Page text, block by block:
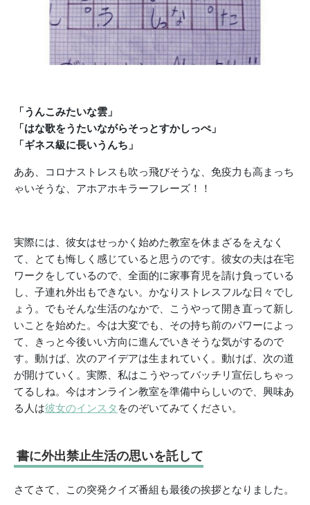
「うんこみたいな雲」
「はな歌をうたいながらそっとすかしっぺ」
「ギネス級に長いうんち」
ああ、コロナストレスも吹っ飛びそうな、免疫力も高まっち
ゃいそうな、アホアホキラーフレーズ！！
実際には、彼女はせっかく始めた教室を休まざるをえなく
て、とても悔しく感じていると思うのです。彼女の夫は在宅
ワークをしているので、全面的に家事育児を請け負っている
し、子連れ外出もできない。かなりストレスフルな日々でし
ょう。でもそんな生活のなかで、こうやって開き直って新し
いことを始めた。今は大変でも、その持ち前のパワーによっ
て、きっと今後いい方向に進んでいきそうな気がするので
す。動けば、次のアイデアは生まれていく。動けば、次の道
が開けていく。実際、私はこうやってバッチリ宣伝しちゃっ
てるしね。今はオンライン教室を準備中らしいので、興味あ
る人は彼女のインスタ をのぞいてみてください。
書に外出禁止生活の思いを託して
さてさて、この突発クイズ番組も最後の挨拶となりました。